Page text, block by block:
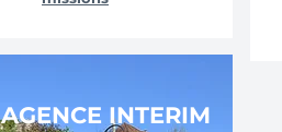
AGENCE INTERIM